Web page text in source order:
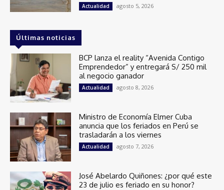
Actualidad agosto 5, 2026
Últimas noticias
BCP lanza el reality “Avenida Contigo
Emprendedor” y entregará S/ 250 mil
al negocio ganador
Actualidad agosto 8, 2026
Ministro de Economía Elmer Cuba
anuncia que los feriados en Perú se
trasladarán a los viernes
Actualidad agosto 7, 2026
José Abelardo Quiñones: ¿por qué este
23 de julio es feriado en su honor?